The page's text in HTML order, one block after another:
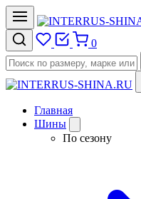
0
Главная
Шины
По сезону